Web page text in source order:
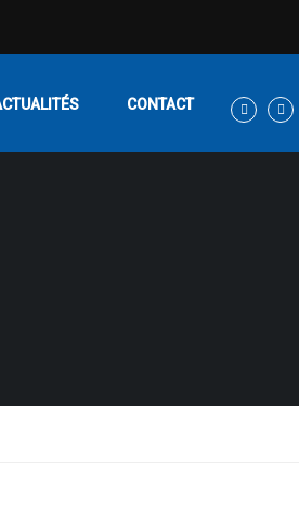
CONTACT